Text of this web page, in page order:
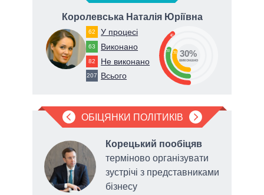
Королевська Наталія Юріївна
62 У процесі
63 Виконано
82 Не виконано
207 Всього
40
30 30 30%
виконано
ОБІЦЯНКИ ПОЛІТИКІВ
Корецький пообіцяв
терміново організувати
зустрічі з представниками
бізнесу